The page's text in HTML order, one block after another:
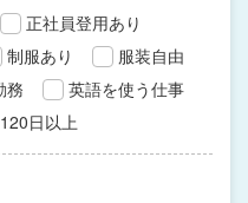
正社員登用あり
制服あり
服装自由
務
英語を使う仕事
日以上